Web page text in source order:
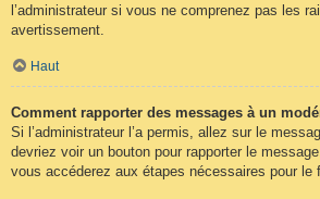
l’administrateur si vous ne comprenez pas les
avertissement.
Haut
Comment rapporter des messages à un
Si l’administrateur l’a permis, allez sur le
devriez voir un bouton pour rapporter le
vous accéderez aux étapes nécessaires pour le